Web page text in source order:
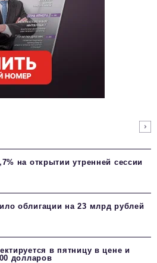
на открытии утренней сессии
облигации на 23 млрд рублей
в пятницу в цене и
долларов